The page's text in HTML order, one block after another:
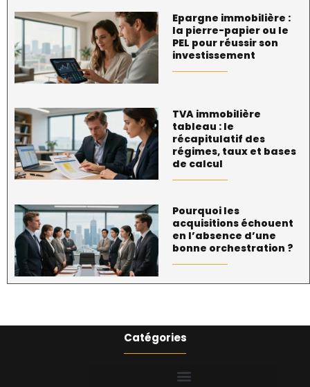
Epargne immobilière :
la pierre-papier ou le
PEL pour réussir son
investissement
TVA immobilière
tableau : le
récapitulatif des
régimes, taux et bases
de calcul
Pourquoi les
acquisitions échouent
en l’absence d’une
bonne orchestration ?
Catégories